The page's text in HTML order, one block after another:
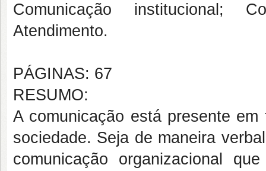
Comunicação institucional;
Atendimento.
PÁGINAS: 67
RESUMO:
A comunicação está presente
sociedade. Seja de maneira
comunicação organizacional